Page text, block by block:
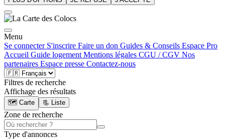
Menu
Se connecter S'inscrire Faire un don Guides & Conseils Espace Pro
Accueil Guide logement Mentions légales CGU / CGV Nos
partenaires Espace presse Contactez-nous
Filtres de recherche
Affichage des résultats
🗺️ Carte 📃 Liste
Zone de recherche
Type d'annonces